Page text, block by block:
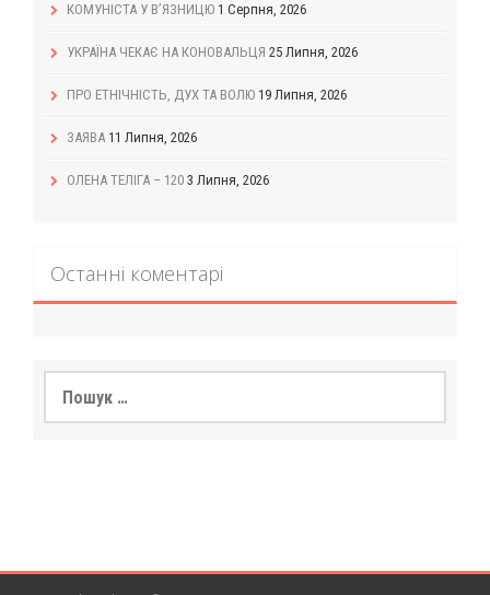
КОМУНІСТА У В’ЯЗНИЦЮ 1 Серпня, 2026
УКРАЇНА ЧЕКАЄ НА КОНОВАЛЬЦЯ 25 Липня, 2026
ПРО ЕТНІЧНІСТЬ, ДУХ ТА ВОЛЮ 19 Липня, 2026
ЗАЯВА 11 Липня, 2026
ОЛЕНА ТЕЛІГА – 120 3 Липня, 2026
Останні коментарі